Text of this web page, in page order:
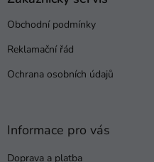
Obchodní podmínky
Reklamační řád
Ochrana osobních údajů
Informace pro vás
Doprava a platba